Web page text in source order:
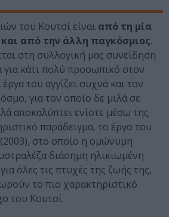
του Κουτσί είναι από τη μία
από την άλλη παγκόσμιος.
στη συλλογική μας συνείδηση
για κάτι πολύ προσωπικό στον
του αγγίζει συχνά και τον
για τον οποίο δε μιλά σε
αποκαλύπτει ενίοτε μέσω της
παράδειγμα, το έργο του
(2003), στο οποίο η ομώνυμη
διάσημη ηλικιωμένη
όλες τις πτυχές της ζωής της,
το πιο χαρακτηριστικό
του Κουτσί.